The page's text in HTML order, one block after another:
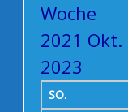
Woche
2021 Okt.
2023
SO.